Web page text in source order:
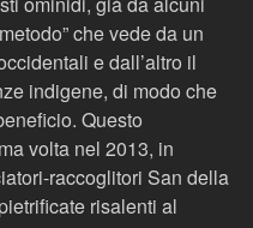
che vede da un
e dall’altro il
indigene, di modo che
Questo
volta nel 2013, in
raccoglitori San della
risalenti al